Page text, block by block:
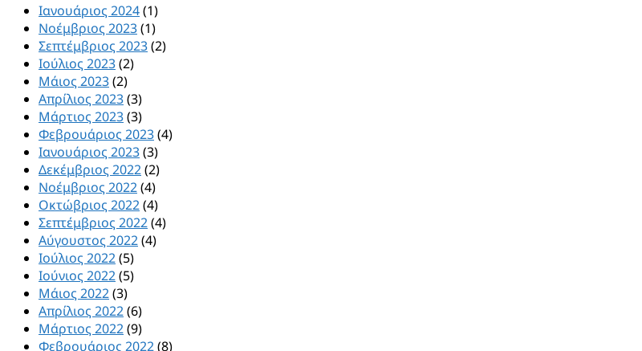
Ιανουάριος 2024(1)
Νοέμβριος 2023(1)
Σεπτέμβριος 2023(2)
Ιούλιος 2023(2)
Μάιος 2023(2)
Απρίλιος 2023(3)
Μάρτιος 2023(3)
Φεβρουάριος 2023(4)
Ιανουάριος 2023(3)
Δεκέμβριος 2022(2)
Νοέμβριος 2022(4)
Οκτώβριος 2022(4)
Σεπτέμβριος 2022(4)
Αύγουστος 2022(4)
Ιούλιος 2022(5)
Ιούνιος 2022(5)
Μάιος 2022(3)
Απρίλιος 2022(6)
Μάρτιος 2022(9)
Φεβρουάριος 2022(8)